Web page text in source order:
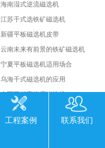
海南湿式逆流磁选机
江苏干式选铁矿磁选机
新疆平板磁选机皮带
云南未来有前景的铁矿磁选机
宁夏平板磁选机适用场合
乌海干式磁选机的应用
广西平板高梯度磁选机
陕西皮带永磁滚筒
北京铁矿干式磁选机
工程案例 联系我们